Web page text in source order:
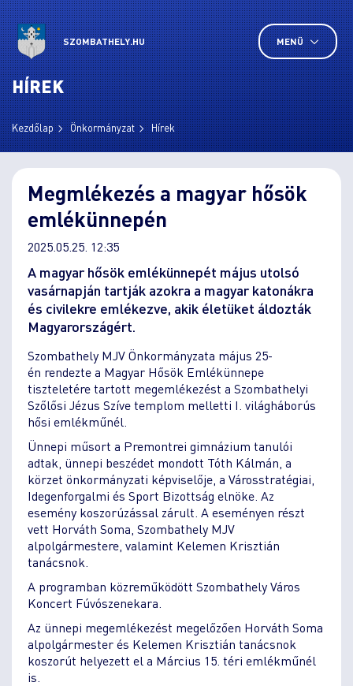
SZOMBATHELY.HU MENÜ
HÍREK
Kezdőlap Önkormányzat Hírek
Megmlékezés a magyar hősök
emlékünnepén
2025.05.25. 12:35
A magyar hősök emlékünnepét május utolsó
vasárnapján tartják azokra a magyar katonákra
és civilekre emlékezve, akik életüket áldozták
Magyarországért.
Szombathely MJV Önkormányzata május 25-
én rendezte a Magyar Hősök Emlékünnepe
tiszteletére tartott megemlékezést a Szombathelyi
Szőlősi Jézus Szíve templom melletti I. világháborús
hősi emlékműnél.
Ünnepi műsort a Premontrei gimnázium tanulói
adtak, ünnepi beszédet mondott Tóth Kálmán, a
körzet önkormányzati képviselője, a Városstratégiai,
Idegenforgalmi és Sport Bizottság elnöke. Az
esemény koszorúzással zárult. A eseményen részt
vett Horváth Soma, Szombathely MJV
alpolgármestere, valamint Kelemen Krisztián
tanácsnok.
A programban közreműködött Szombathely Város
Koncert Fúvószenekara.
Az ünnepi megemlékezést megelőzően Horváth Soma
alpolgármester és Kelemen Krisztián tanácsnok
koszorút helyezett el a Március 15. téri emlékműnél
is.